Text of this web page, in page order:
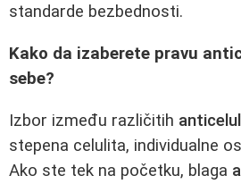
standarde bezbednosti.
Kako da izaberete pravu
sebe?
Izbor između različitih
stepena celulita, individualne
Ako ste tek na početku, blaga